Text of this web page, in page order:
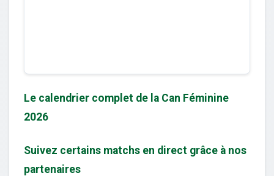
Le calendrier complet de la Can Féminine
2026
Suivez certains matchs en direct grâce à nos
partenaires